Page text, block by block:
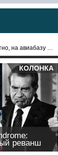
Приморско-Ахтарск
КОЛОНКА
реванш